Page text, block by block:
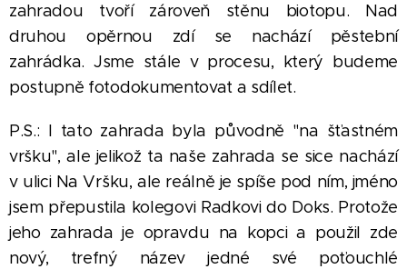
zahradou tvoří zároveň stěnu biotopu. Nad
druhou opěrnou zdí se nachází pěstební
zahrádka. Jsme stále v procesu, který budeme
postupně fotodokumentovat a sdílet.
P.S.: I tato zahrada byla původně "na šťastném
vršku", ale jelikož ta naše zahrada se sice nachází
v ulici Na Vršku, ale reálně je spíše pod ním, jméno
jsem přepustila kolegovi Radkovi do Doks. Protože
jeho zahrada je opravdu na kopci a použil zde
nový, trefný název jedné své poťouchlé